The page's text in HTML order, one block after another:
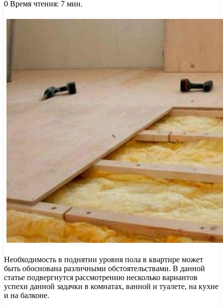
0 Время чтения: 7 мин.
Необходимость в поднятии уровня пола в квартире может
быть обоснована различными обстоятельствами. В данной
статье подвергнутся рассмотрению несколько вариантов
успехи данной задачки в комнатах, ванной и туалете, на кухне
и на балконе.